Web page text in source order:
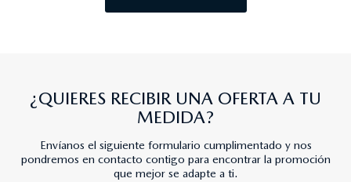
¿QUIERES RECIBIR UNA OFERTA A TU
MEDIDA?
Envíanos el siguiente formulario cumplimentado y nos
pondremos en contacto contigo para encontrar la promoción
que mejor se adapte a ti.